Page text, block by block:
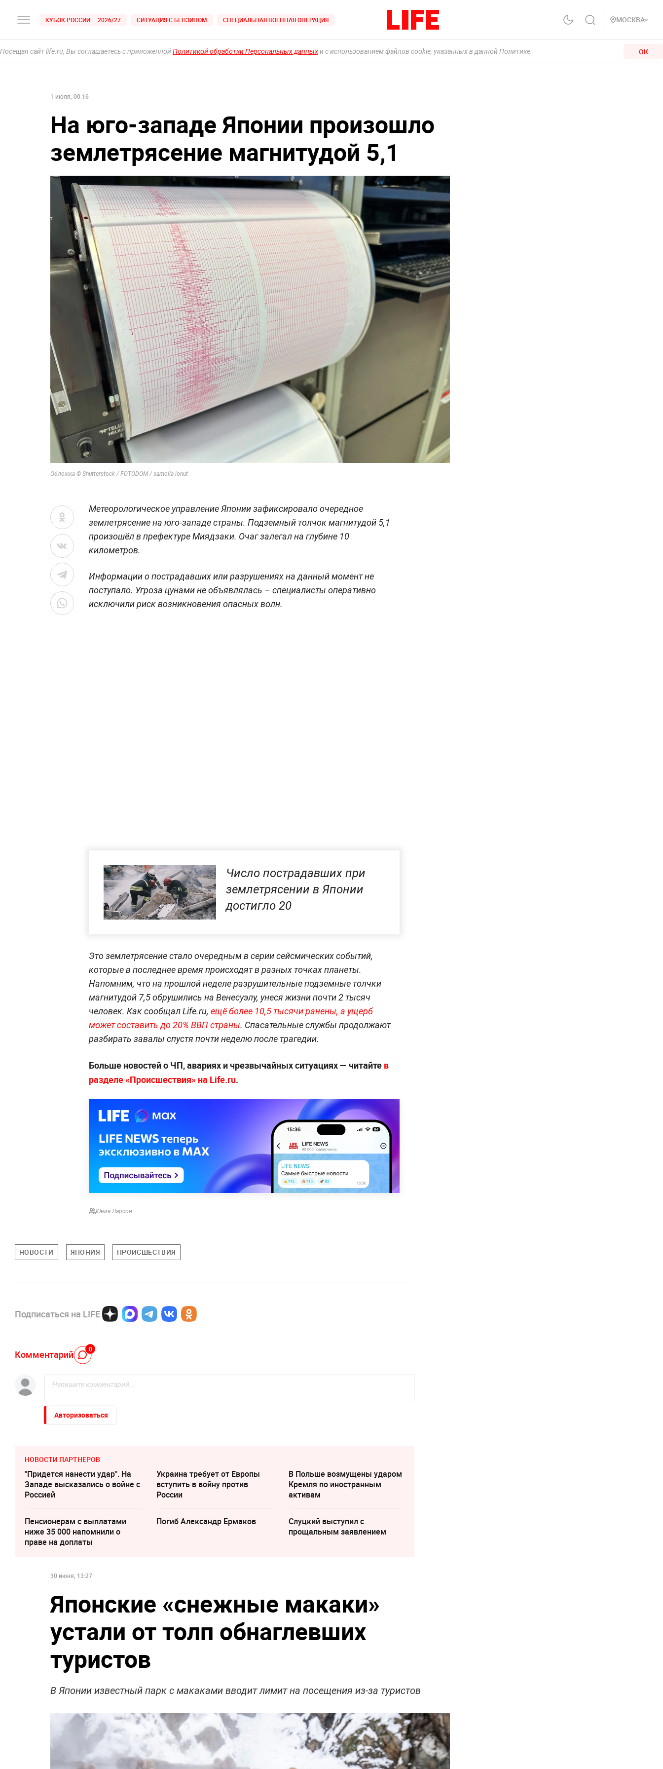
КУБОК РОССИИ — 2026/27 СИТУАЦИЯ С БЕНЗИНОМ СПЕЦИАЛЬНАЯ ВОЕННАЯ ОПЕРАЦИЯ МОСКВА
Посещая сайт life.ru, Вы соглашаетесь с приложеннойПолитикой обработки Персональных данныхи с использованием файлов cookie, указанных в данной Политике. ОК
1 июля, 00:16
На юго-западе Японии произошло
землетрясение магнитудой 5,1
Обложка © Shutterstock / FOTODOM / samoila ionut
Метеорологическое управление Японии зафиксировало очередное
землетрясение на юго-западе страны. Подземный толчок магнитудой 5,1
произошёл в префектуре Миядзаки. Очаг залегал на глубине 10
километров.
Информации о пострадавших или разрушениях на данный момент не
поступало. Угроза цунами не объявлялась – специалисты оперативно
исключили риск возникновения опасных волн.
Число пострадавших при
землетрясении в Японии
достигло 20
Это землетрясение стало очередным в серии сейсмических событий,
которые в последнее время происходят в разных точках планеты.
Напомним, что на прошлой неделе разрушительные подземные толчки
магнитудой 7,5 обрушились на Венесуэлу, унеся жизни почти 2 тысяч
человек. Как сообщал Life.ru, ещё более 10,5 тысячи ранены, а ущерб
может составить до 20% ВВП страны. Спасательные службы продолжают
разбирать завалы спустя почти неделю после трагедии.
Больше новостей о ЧП, авариях и чрезвычайных ситуациях — читайте в
разделе «Происшествия» на Life.ru.
Юния Ларсон
НОВОСТИ ЯПОНИЯ ПРОИСШЕСТВИЯ
Подписаться на LIFE
Комментарий 0
Авторизоваться
НОВОСТИ ПАРТНЕРОВ
"Придется нанести удар". На
Западе высказались о войне с
Россией
Украина требует от Европы
вступить в войну против
России
В Польше возмущены ударом
Кремля по иностранным
активам
Пенсионерам с выплатами
ниже 35 000 напомнили о
праве на доплаты
Погиб Александр Ермаков
Слуцкий выступил с
прощальным заявлением
30 июня, 13:27
Японские «снежные макаки»
устали от толп обнаглевших
туристов
В Японии известный парк с макаками вводит лимит на посещения из-за туристов